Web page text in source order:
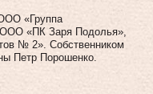
«Группа
«ПК Заря Подолья»,
№ 2». Собственником
Петр Порошенко.